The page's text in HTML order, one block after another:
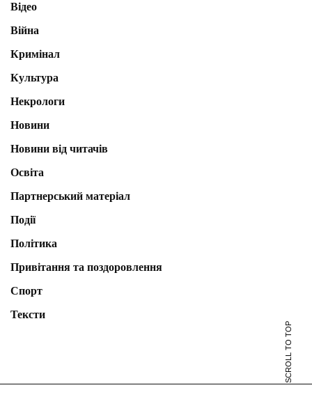
Відео
Війна
Кримінал
Культура
Некрологи
Новини
Новини від читачів
Освіта
Партнерський матеріал
Події
Політика
Привітання та поздоровлення
Спорт
Тексти
SCROLL TO TOP